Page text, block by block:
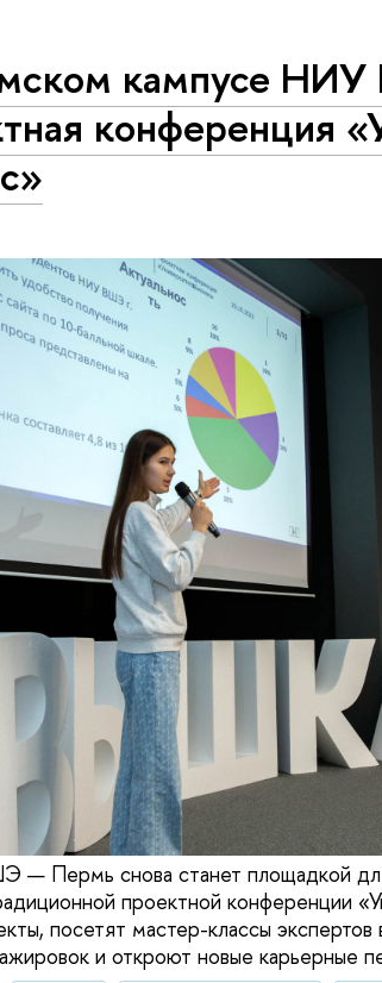
кампусе
конференция
Пермь снова станет площадкой для
проектной конференции
посетят мастер-классы
и откроют новые карьерные